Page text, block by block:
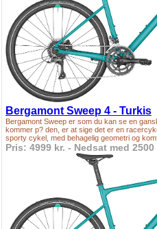
Bergamont Sweep 4 - Turkis
Bergamont Sweep er som du kan se en
kommer p? den, er at sige det er en
sporty cykel, med behagelig geometri og
Pris: 4999 kr. - Nedsat med